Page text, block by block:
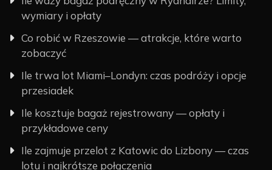
wymiary i opłaty
Co robić w Rzeszowie — atrakcje, które warto
zobaczyć
Ile trwa lot Miami–Londyn: czas podróży i opcje
przesiadek
Ile kosztuje bagaż rejestrowany — opłaty i
przykładowe ceny
Ile zajmuje przelot z Katowic do Lizbony — czas
lotu i najkrótsze połączenia